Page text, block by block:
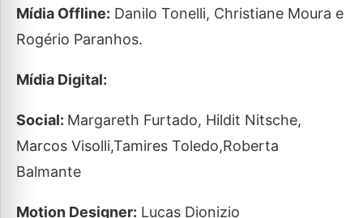
Mídia Offline: Danilo Tonelli, Christiane Moura e
Rogério Paranhos.
Mídia Digital:
Social: Margareth Furtado, Hildit Nitsche,
Marcos Visolli,Tamires Toledo,Roberta
Balmante
Motion Designer: Lucas Dionizio